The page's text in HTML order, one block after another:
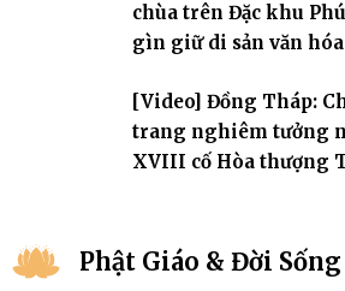
chùa trên Đặc khu
gìn giữ di sản văn
[Video] Đồng Tháp:
trang nghiêm tưởng
XVIII cố Hòa thượng
Phật Giáo & Đời Sống